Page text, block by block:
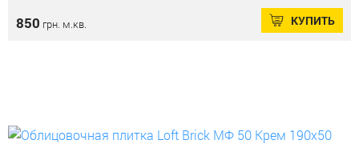
850 грн. м.кв. КУПИТЬ